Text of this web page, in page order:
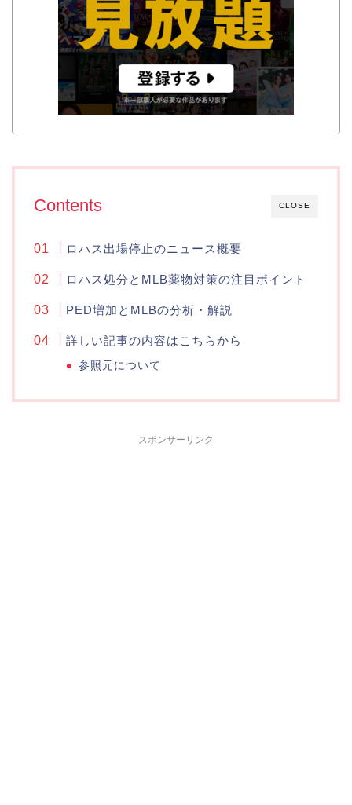
CLOSE
Contents
ロハス出場停止のニュース概要
ロハス処分とMLB薬物対策の注目ポイント
PED増加とMLBの分析・解説
詳しい記事の内容はこちらから
参照元について
スポンサーリンク